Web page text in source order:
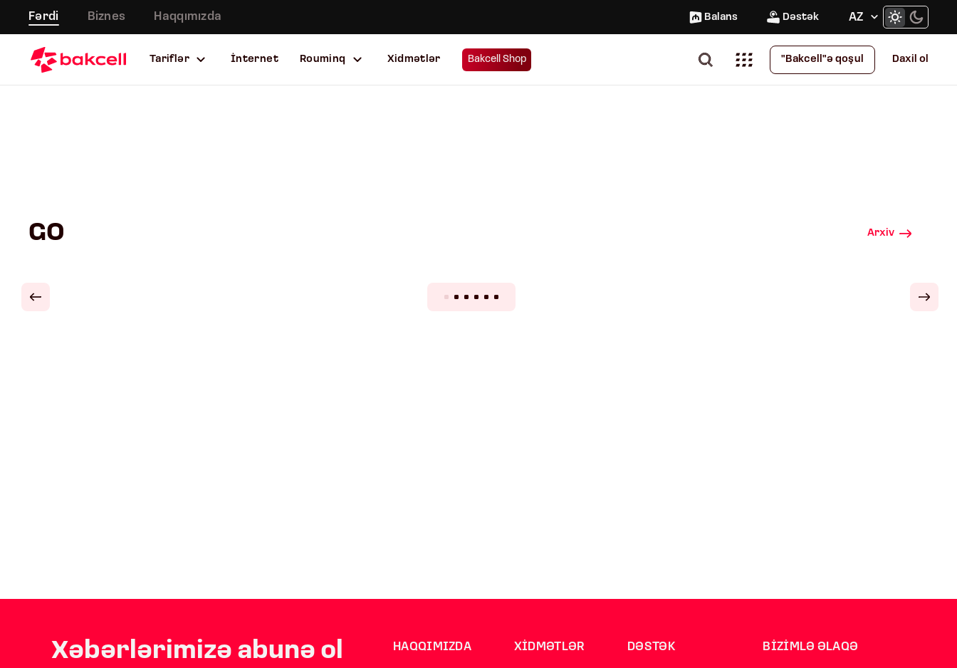
Fərdi Biznes Haqqımızda Balans Dəstək AZ
Tariflər İnternet Rouminq Xidmətlər Bakcell Shop "Bakcell"ə qoşul Daxil ol
GO Arxiv
Xəbərlərimizə abunə ol HAQQIMIZDA XİDMƏTLƏR DƏSTƏK BİZİMLƏ ƏLAQƏ